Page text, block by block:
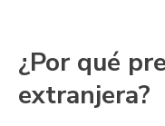
¿Por qué
extranjera?